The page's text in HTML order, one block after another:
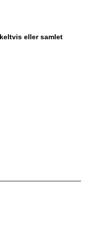
eller samlet